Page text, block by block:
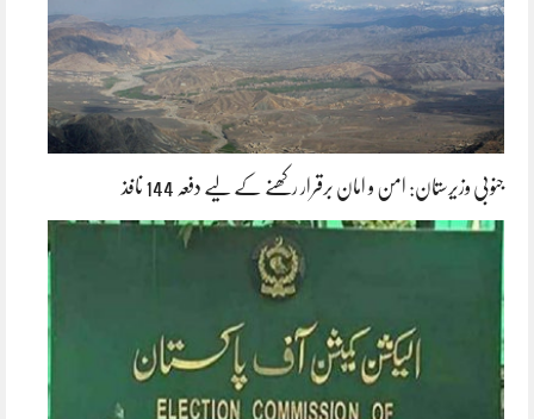
جنوبی وزیرستان: امن و امان برقرار رکھنے کے لیے دفعہ 144 نافذ